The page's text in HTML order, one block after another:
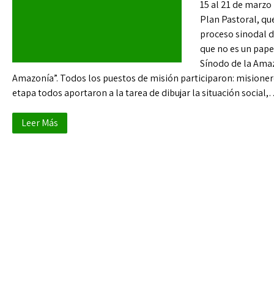
15 al 21 de
Plan Pastoral,
proceso sinodal
que no es un
Sínodo de la
Amazonía”. Todos los puestos de misión participaron:
etapa todos aportaron a la tarea de dibujar la situación
Leer Más